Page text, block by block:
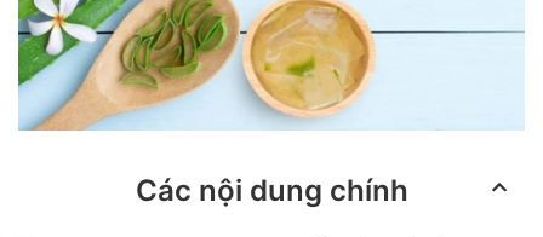
Các nội dung chính